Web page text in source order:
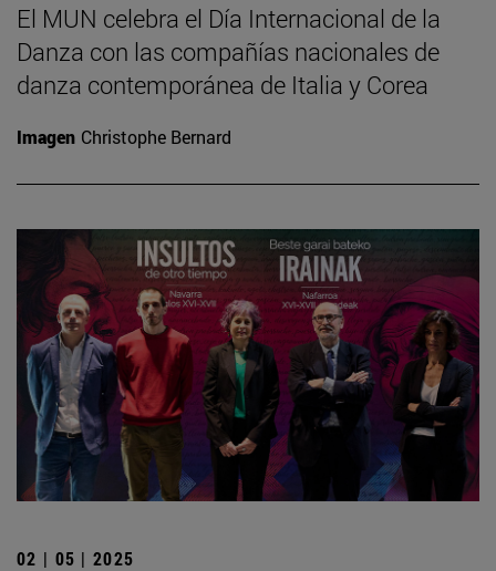
El MUN celebra el Día Internacional de la
Danza con las compañías nacionales de
danza contemporánea de Italia y Corea
Imagen Christophe Bernard
02 | 05 | 2025